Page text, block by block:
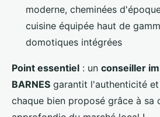
moderne, cheminées
cuisine équipée haut de
domotiques intégrées
Point essentiel : un conseiller
BARNES garantit l'authenticité
chaque bien proposé grâce à sa